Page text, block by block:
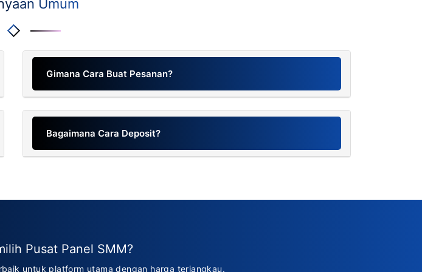
Umum
Gimana Cara Buat Pesanan?
Bagaimana Cara Deposit?
Pusat Panel SMM?
untuk platform utama dengan harga terjangkau.